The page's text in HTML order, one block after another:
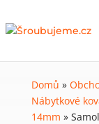
Domů »
Nábytkové
14mm »